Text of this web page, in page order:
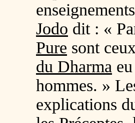
Jodo dit : «
Pure sont
du Dharma
hommes. »
explications